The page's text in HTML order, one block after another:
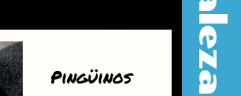
Pingüinos